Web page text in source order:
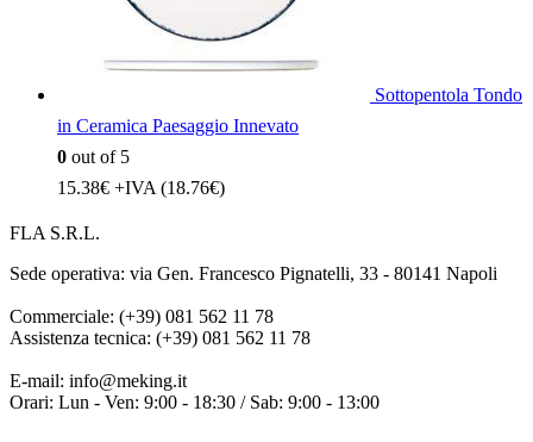
Sottopentola Tondo
in Ceramica Paesaggio Innevato
0 out of 5
15.38€ +IVA (18.76€)
FLA S.R.L.
Sede operativa: via Gen. Francesco Pignatelli, 33 - 80141 Napoli
Commerciale: (+39) 081 562 11 78
Assistenza tecnica: (+39) 081 562 11 78
E-mail: info@meking.it
Orari: Lun - Ven: 9:00 - 18:30 / Sab: 9:00 - 13:00